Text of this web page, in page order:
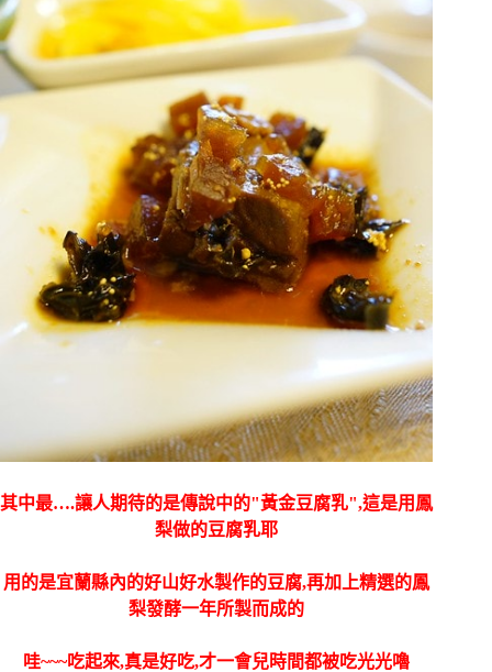
其中最….讓人期待的是傳說中的"黃金豆腐乳",這是用鳳
梨做的豆腐乳耶
用的是宜蘭縣內的好山好水製作的豆腐,再加上精選的鳳
梨發酵一年所製而成的
哇~~~吃起來,真是好吃,才一會兒時間都被吃光光嚕